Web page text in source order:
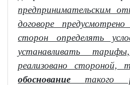
предпринимательским
договоре
сторон определять
устанавливать
реализовано
обоснование такого